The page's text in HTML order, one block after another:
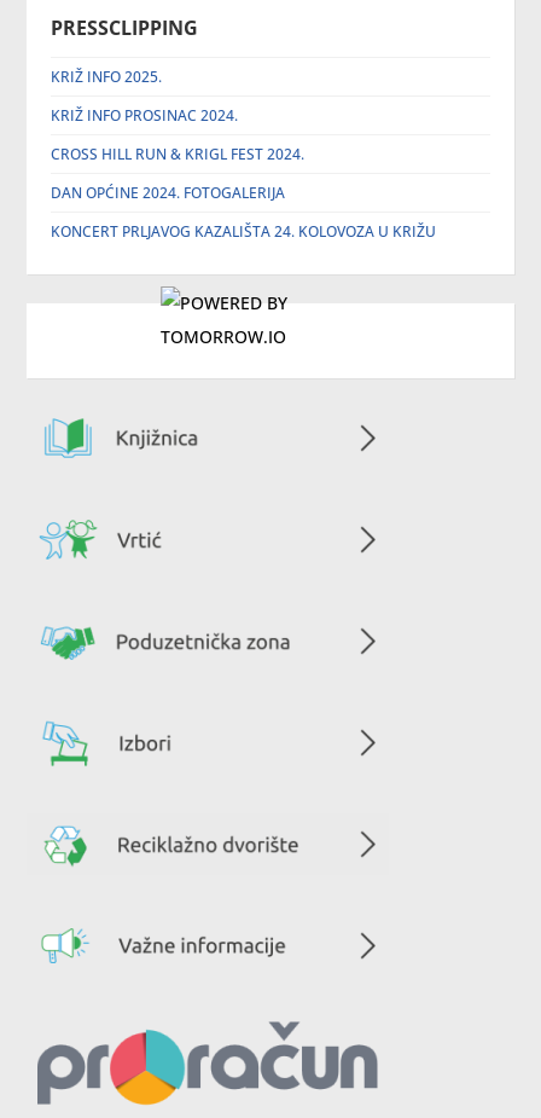
PRESSCLIPPING
KRIŽ INFO 2025.
KRIŽ INFO PROSINAC 2024.
CROSS HILL RUN & KRIGL FEST 2024.
DAN OPĆINE 2024. FOTOGALERIJA
KONCERT PRLJAVOG KAZALIŠTA 24. KOLOVOZA U KRIŽU